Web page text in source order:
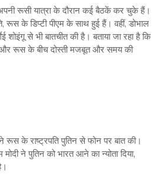
रूसी यात्रा के दौरान कई बैठकें कर चुके हैं।
रूस के डिप्टी पीएम के साथ हुई हैं। वहीं, डोभाल
शोइंगू से भी बातचीत की है। बताया जा रहा है कि
और रूस के बीच दोस्ती मजबूत और समय की
रूस के राष्ट्रपति पुतिन से फोन पर बात की।
मोदी ने पुतिन को भारत आने का न्योता दिया,